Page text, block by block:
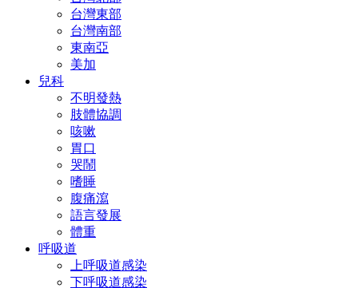
台灣東部
台灣南部
東南亞
美加
兒科
不明發熱
肢體協調
咳嗽
胃口
哭鬧
嗜睡
腹痛瀉
語言發展
體重
呼吸道
上呼吸道感染
下呼吸道感染